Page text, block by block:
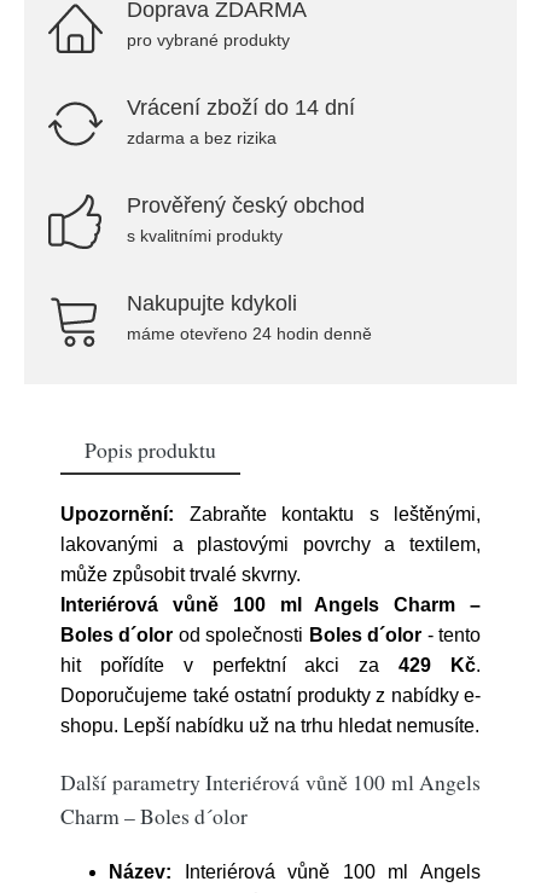
Doprava ZDARMA
pro vybrané produkty
Vrácení zboží do 14 dní
zdarma a bez rizika
Prověřený český obchod
s kvalitními produkty
Nakupujte kdykoli
máme otevřeno 24 hodin denně
Popis produktu
Upozornění: Zabraňte kontaktu s leštěnými,
lakovanými a plastovými povrchy a textilem,
může způsobit trvalé skvrny.
Interiérová vůně 100 ml Angels Charm –
Boles d´olor od společnosti Boles d´olor - tento
hit pořídíte v perfektní akci za429 Kč.
Doporučujeme také ostatní produkty z nabídky e-
shopu. Lepší nabídku už na trhu hledat nemusíte.
Další parametry Interiérová vůně 100 ml Angels
Charm – Boles d´olor
Název: Interiérová vůně 100 ml Angels